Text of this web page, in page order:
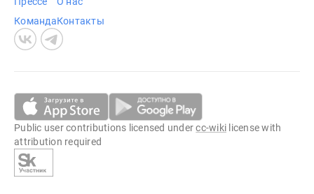
КомандаКонтакты
Public user contributions licensed undercc-wiki license with
attribution required